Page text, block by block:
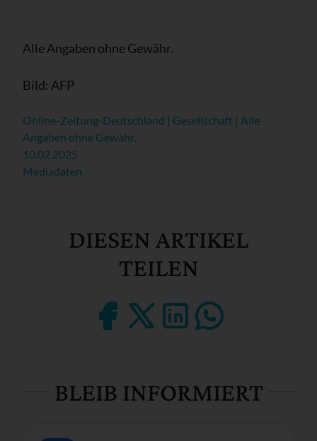
Alle Angaben ohne Gewähr.
Bild: AFP
Online-Zeitung-Deutschland | Gesellschaft | Alle
Angaben ohne Gewähr.
10.02.2025
Mediadaten
DIESEN ARTIKEL
TEILEN
BLEIB INFORMIERT